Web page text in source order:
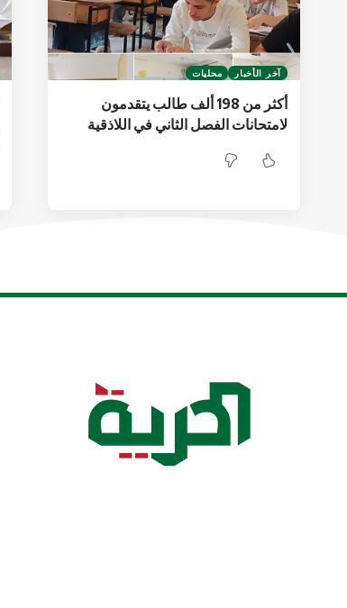
آخر الأخبار محليات
أكثر من 198 ألف طالب يتقدمون
لامتحانات الفصل الثاني في اللاذقية